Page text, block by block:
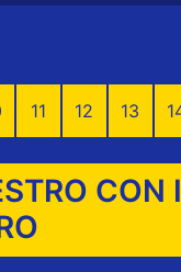
11 12 13
CON